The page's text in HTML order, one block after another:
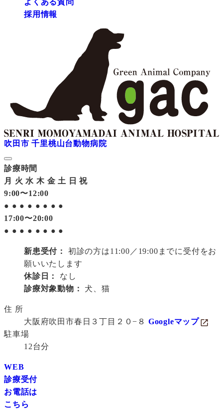
よくある質問
採用情報
吹田市 千里桃山台動物病院
診療時間
月
火 水 木 金 土 日 祝
9:00〜12:00
● ● ● ● ● ● ● ●
17:00〜20:00
● ● ● ● ● ● ● ●
新患受付：
初診の方は11:00／19:00までに受付をお
願いいたします
休診日：
なし
診療対象動物：
犬、猫
住 所
大阪府吹田市春日３丁目２０−８ Googleマップ
駐車場
12台分
WEB
診療受付
お電話は
こちら